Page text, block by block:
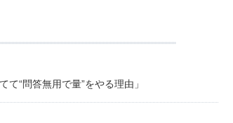
“問答無用で量”をやる理由」